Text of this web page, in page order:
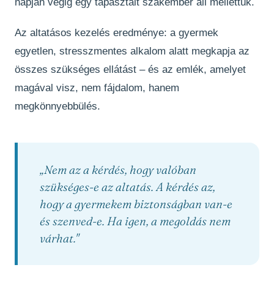
Az altatásos kezelés eredménye: a gyermek
egyetlen, stresszmentes alkalom alatt megkapja az
összes szükséges ellátást – és az emlék, amelyet
magával visz, nem fájdalom, hanem
megkönnyebbülés.
„Nem az a kérdés, hogy valóban
szükséges-e az altatás. A kérdés az,
hogy a gyermekem biztonságban van-e
és szenved-e. Ha igen, a megoldás nem
várhat."